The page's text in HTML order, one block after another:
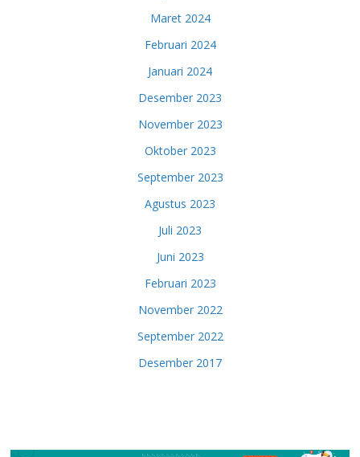
Maret 2024
Februari 2024
Januari 2024
Desember 2023
November 2023
Oktober 2023
September 2023
Agustus 2023
Juli 2023
Juni 2023
Februari 2023
November 2022
September 2022
Desember 2017